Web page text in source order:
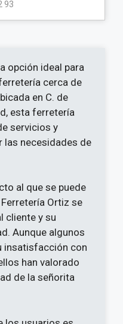
93
opción ideal para
cerca de
en C. de
esta ferretería
servicios y
necesidades de
al que se puede
Ortiz se
cliente y su
Aunque algunos
insatisfacción con
han valorado
de la señorita